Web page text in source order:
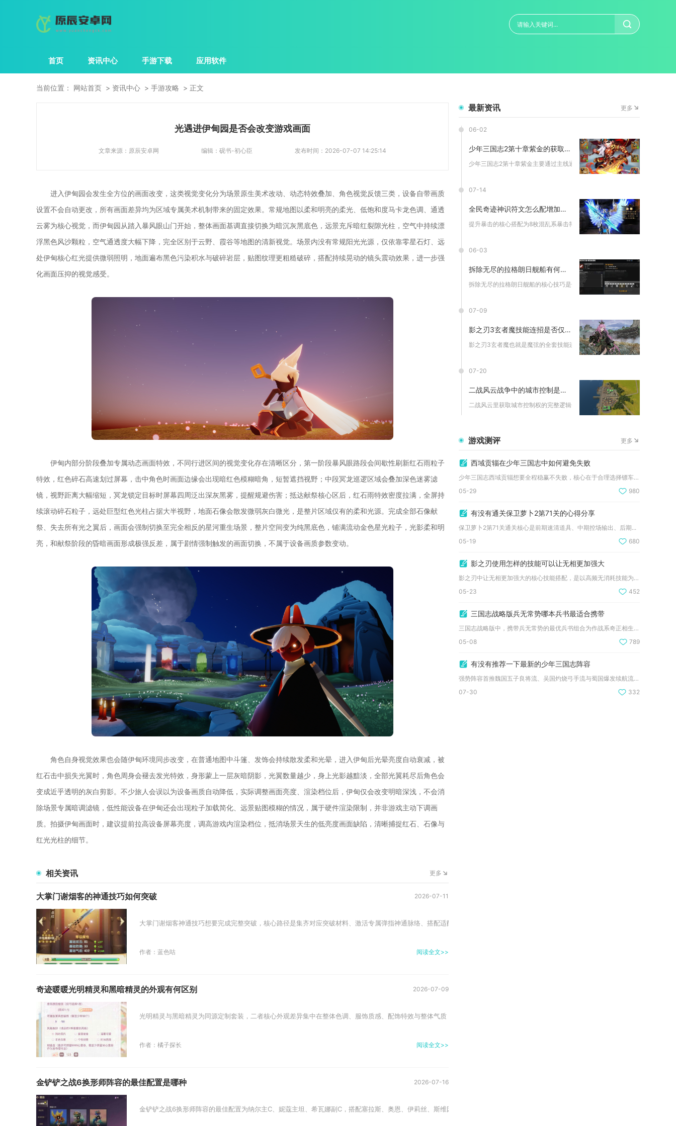
首页 资讯中心 手游下载 应用软件
当前位置： 网站首页 资讯中心 手游攻略 正文
光遇进伊甸园是否会改变游戏画面
文章来源： 原辰安卓网 编辑： 砚书-初心臣 发布时间： 2026-07-07 14:25:14
进入伊甸园会发生全方位的画面改变，这类视觉变化分为场景原生美术改动、动态特效叠加、角色视觉反馈三类，设备自带画质
设置不会自动更改，所有画面差异均为区域专属美术机制带来的固定效果。常规地图以柔和明亮的柔光、低饱和度马卡龙色调、通透
云雾为核心视觉，而伊甸园从踏入暴风眼山门开始，整体画面基调直接切换为暗沉灰黑底色，远景充斥暗红裂隙光柱，空气中持续漂
浮黑色风沙颗粒，空气通透度大幅下降，完全区别于云野、霞谷等地图的清新视觉。场景内没有常规阳光光源，仅依靠零星石灯、远
处伊甸核心红光提供微弱照明，地面遍布黑色污染积水与破碎岩层，贴图纹理更粗糙破碎，搭配持续晃动的镜头震动效果，进一步强
化画面压抑的视觉感受。
伊甸内部分阶段叠加专属动态画面特效，不同行进区间的视觉变化存在清晰区分，第一阶段暴风眼路段会间歇性刷新红石雨粒子
特效，红色碎石高速划过屏幕，击中角色时画面边缘会出现暗红色模糊暗角，短暂遮挡视野；中段冥龙巡逻区域会叠加深色迷雾滤
镜，视野距离大幅缩短，冥龙锁定目标时屏幕四周泛出深灰黑雾，提醒规避伤害；抵达献祭核心区后，红石雨特效密度拉满，全屏持
续滚动碎石粒子，远处巨型红色光柱占据大半视野，地面石像会散发微弱灰白微光，是整片区域仅有的柔和光源。完成全部石像献
祭、失去所有光之翼后，画面会强制切换至完全相反的星河重生场景，整片空间变为纯黑底色，铺满流动金色星光粒子，光影柔和明
亮，和献祭阶段的昏暗画面形成极强反差，属于剧情强制触发的画面切换，不属于设备画质参数变动。
角色自身视觉效果也会随伊甸环境同步改变，在普通地图中斗篷、发饰会持续散发柔和光晕，进入伊甸后光晕亮度自动衰减，被
红石击中损失光翼时，角色周身会褪去发光特效，身形蒙上一层灰暗阴影，光翼数量越少，身上光影越黯淡，全部光翼耗尽后角色会
变成近乎透明的灰白剪影。不少旅人会误以为设备画质自动降低，实际调整画面亮度、渲染档位后，伊甸仅会改变明暗深浅，不会消
除场景专属暗调滤镜，低性能设备在伊甸还会出现粒子加载简化、远景贴图模糊的情况，属于硬件渲染限制，并非游戏主动下调画
质。拍摄伊甸画面时，建议提前拉高设备屏幕亮度，调高游戏内渲染档位，抵消场景天生的低亮度画面缺陷，清晰捕捉红石、石像与
红光光柱的细节。
相关资讯 更多
大掌门谢烟客的神通技巧如何突破 2026-07-11
大掌门谢烟客神通技巧想要完成完整突破，核心路径是集齐对应突破材料、激活专属弹指神通脉络、搭配适配神通词条并解锁全阶神通被动，同步完成弟子境界与缘分联动养成，四者同
作者：蓝色咕 阅读全文>>
奇迹暖暖光明精灵和黑暗精灵的外观有何区别 2026-07-09
光明精灵与黑暗精灵为同源定制套装，二者核心外观差异集中在整体色调、服饰质感、配饰特效与整体气质，光明精灵主打纯白鎏金的圣洁治愈风，黑暗精灵以墨黑暗紫打造魅惑暗夜风
作者：橘子探长 阅读全文>>
金铲铲之战6换形师阵容的最佳配置是哪种 2026-07-16
金铲铲之战6换形师阵容的最佳配置为纳尔主C、妮蔻主坦、希瓦娜副C，搭配塞拉斯、奥恩、伊莉丝、斯维因、奈德丽组成6换形师+4怒翼龙+2幽影龙+2格斗家的羁绊体系，无需转职即
最新资讯 更多
06-02
少年三国志2第十章紫金的获取方式是什么
少年三国志2第十章紫金主要通过主线通关奖励、幻紫进阶、限时活...
07-14
全民奇迹神识符文怎么配增加暴击
提升暴击的核心搭配为8枚混乱系暴击符文拉满致命一击概率，搭配...
06-03
拆除无尽的拉格朗日舰船有何技巧
拆除无尽的拉格朗日舰船的核心技巧是优先拆解冗余低价值舰船、避...
07-09
影之刃3玄者魔技能连招是否仅限高手使用
影之刃3玄者魔也就是魔弦的全套技能连招并非仅限高手使用，区分...
07-20
二战风云战争中的城市控制是如何取得的
二战风云里获取城市控制权的完整逻辑分为战前情报筹备、多兵种协...
游戏测评 更多
西域贡辎在少年三国志中如何避免失败
少年三国志西域贡辎想要全程稳赢不失败，核心在于合理选择镖车品...
05-29
980
有没有通关保卫萝卜2第71关的心得分享
保卫萝卜2第71关通关核心是前期速清道具、中期控场输出、后期...
05-19
680
影之刃使用怎样的技能可以让无相更加强大
影之刃中让无相更加强大的核心技能搭配，是以高频无消耗技能为主...
05-23
452
三国志战略版兵无常势哪本兵书最适合携带
三国志战略版中，携带兵无常势的最优兵书组合为作战系奇正相生+...
05-08
789
有没有推荐一下最新的少年三国志阵容
强势阵容首推魏国五子良将流、吴国灼烧弓手流与蜀国爆发续航流，...
07-30
332